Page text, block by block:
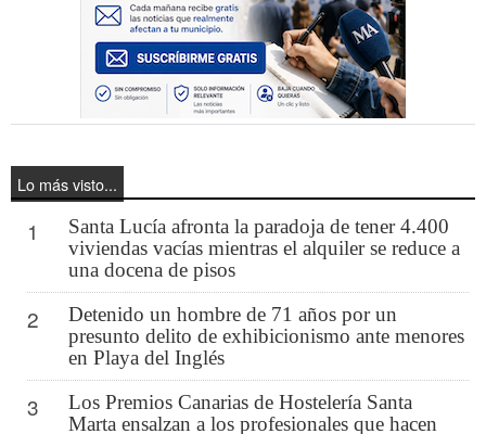
Lo más visto...
1
Santa Lucía afronta la paradoja de tener 4.400
viviendas vacías mientras el alquiler se reduce a
una docena de pisos
2
Detenido un hombre de 71 años por un
presunto delito de exhibicionismo ante menores
en Playa del Inglés
3
Los Premios Canarias de Hostelería Santa
Marta ensalzan a los profesionales que hacen